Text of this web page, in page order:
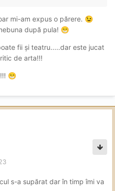
mi-am expus o părere. 😉
după pula! 😁
fii și teatru.....dar este jucat
de arta!!!
😁
s-a supărat dar în timp îmi va